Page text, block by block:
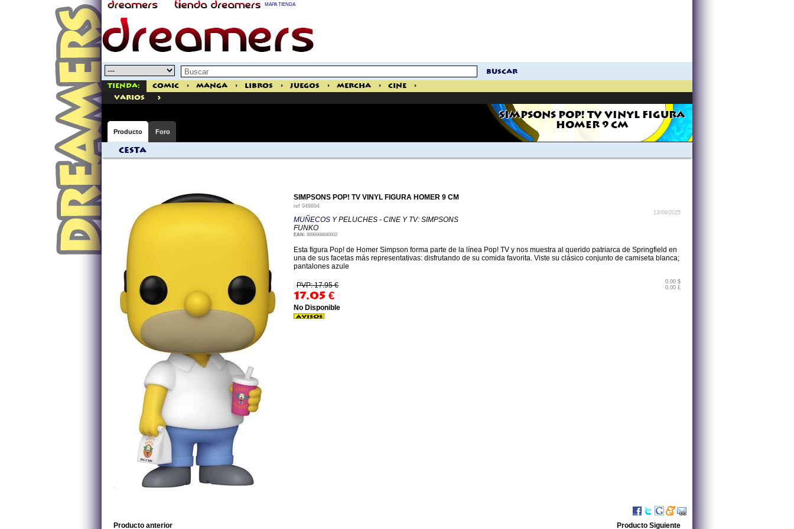
MAPA TIENDA
buscar
Tienda: Comic > Manga > Libros > Juegos > Mercha > Cine
>
varios
>
SIMPSONS POP! TV VINYL FIGURA
HOMER 9 CM
Producto Foro
Cesta
SIMPSONS POP! TV VINYL FIGURA HOMER 9 CM
ref 949894
13/09/2025
MUÑECOS Y PELUCHES - CINE Y TV: SIMPSONS
FUNKO
EAN: 8896988640602
Esta figura Pop! de Homer Simpson forma parte de la línea Pop! TV y nos muestra al querido patriarca de Springfield en
una de sus facetas más representativas: disfrutando de su comida favorita. Viste su clásico conjunto de camiseta blanca;
pantalones azule
PVP: 17.95 €
17.05 €
0.00 $
0.00 £
No Disponible
Producto anterior Producto Siguiente